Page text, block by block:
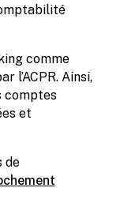
comme
l’ACPR. Ainsi,
comptes
et
de